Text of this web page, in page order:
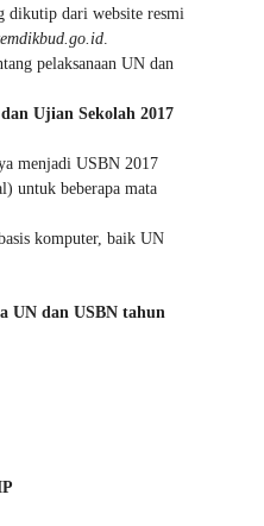
dikutip dari website resmi
.
pelaksanaan UN dan
Ujian Sekolah 2017
menjadi USBN 2017
untuk beberapa mata
komputer, baik UN
UN dan USBN tahun